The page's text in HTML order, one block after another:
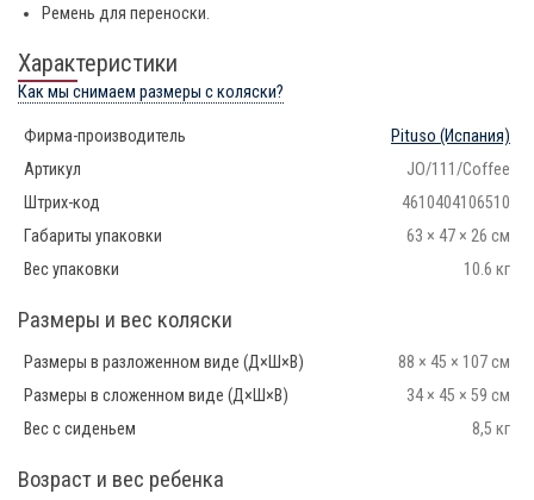
Ремень для переноски.
Характеристики
Как мы снимаем размеры с коляски?
Фирма-производитель Pituso (Испания)
Артикул
JO/111/Coffee
Штрих-код
4610404106510
Габариты упаковки
63 × 47 × 26 см
Вес упаковки
10.6 кг
Размеры и вес коляски
Размеры в разложенном виде (Д×Ш×В)
88 × 45 × 107 см
Размеры в сложенном виде (Д×Ш×В)
34 × 45 × 59 см
Вес с сиденьем
8,5 кг
Возраст и вес ребенка